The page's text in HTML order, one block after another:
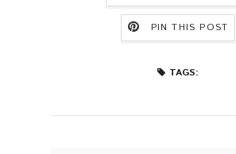
PIN THIS POST
TAGS: